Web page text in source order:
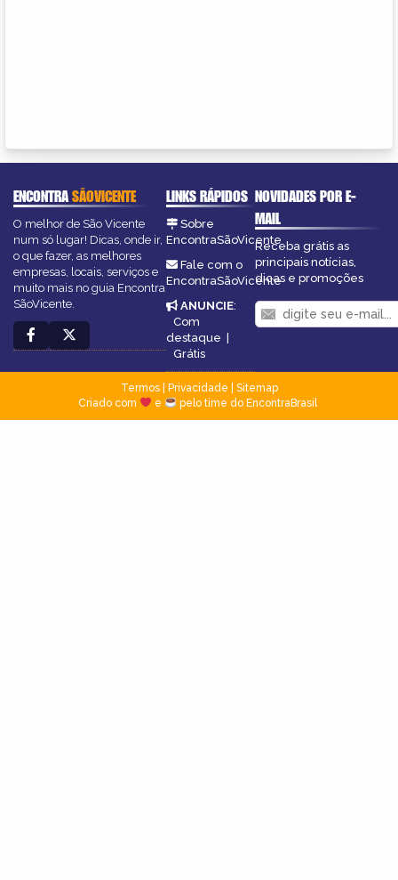
ENCONTRASÃOVICENTE
O melhor de São Vicente
num só lugar! Dicas, onde ir,
o que fazer, as melhores
empresas, locais, serviços e
muito mais no guia Encontra
SãoVicente.
LINKS RÁPIDOS
Sobre
EncontraSãoVicente
Fale com o
EncontraSãoVicente
ANUNCIE:
Com
destaque
Grátis
NOVIDADES POR E-
MAIL
Receba grátis as
principais notícias,
dicas e promoções
Termos| Privacidade
Sitemap
Criado com
e pelo time do EncontraBrasil